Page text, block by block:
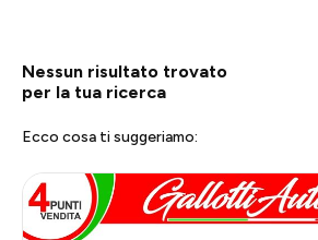
Nessun risultato trovato
per la tua ricerca
Ecco cosa ti suggeriamo: